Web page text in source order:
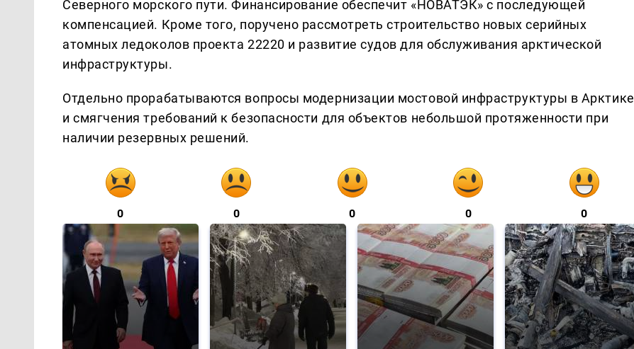
Северного морского пути. Финансирование обеспечит «НОВАТЭК» с последующей
компенсацией. Кроме того, поручено рассмотреть строительство новых серийных
атомных ледоколов проекта 22220 и развитие судов для обслуживания арктической
инфраструктуры.
Отдельно прорабатываются вопросы модернизации мостовой инфраструктуры в Арктике
и смягчения требований к безопасности для объектов небольшой протяженности при
наличии резервных решений.
0 0 0 0 0